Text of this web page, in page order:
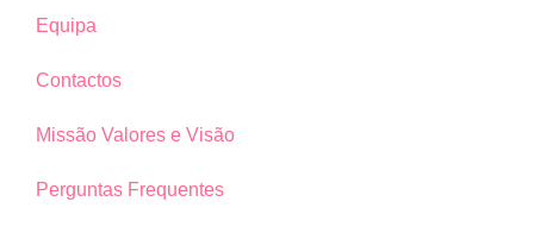
Equipa
Contactos
Missão Valores e Visão
Perguntas Frequentes